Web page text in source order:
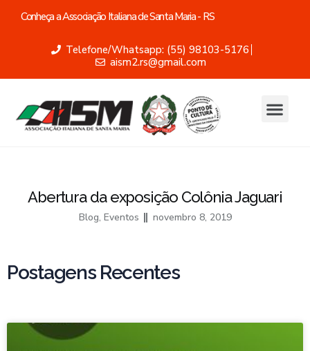
Conheça a Associação Italiana de Santa Maria - RS
Telefone/Whatsapp: (55) 98103-5176
aism2.rs@gmail.com
Abertura da exposição Colônia Jaguari
Blog, Eventos novembro 8, 2019
Postagens Recentes